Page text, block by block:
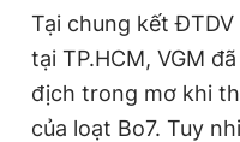
Tại chung kết
tại TP.HCM, VGM
địch trong mơ khi
của loạt Bo7. Tuy